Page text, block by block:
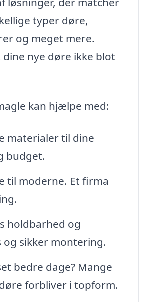
typer døre,
og meget mere.
nye døre ikke blot
kan hjælpe med:
materialer til dine
budget.
til moderne. Et firma
holdbarhed og
sikker montering.
bedre dage? Mange
forbliver i topform.